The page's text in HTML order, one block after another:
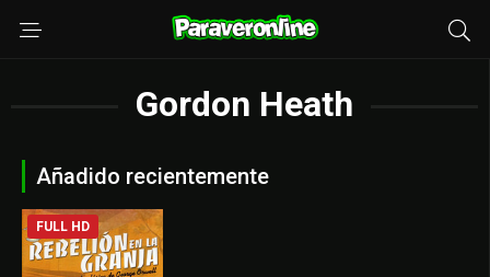
Gordon Heath
Añadido recientemente
FULL HD